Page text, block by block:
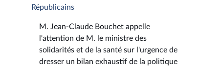
Républicains
M. Jean-Claude Bouchet appelle
l'attention de M. le ministre des
solidarités et de la santé sur l'urgence de
dresser un bilan exhaustif de la politique